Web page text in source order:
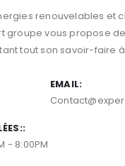
renouvelables et
groupe vous propose
tout son savoir-faire
EMAIL:
- 8:00PM